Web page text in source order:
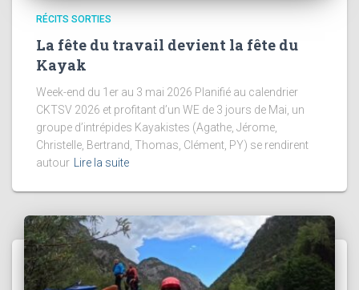
RÉCITS SORTIES
La fête du travail devient la fête du
Kayak
Week-end du 1er au 3 mai 2026 Planifié au calendrier
CKTSV 2026 et profitant d’un WE de 3 jours de Mai, un
groupe d’intrépides Kayakistes (Agathe, Jérome,
Christelle, Bertrand, Thomas, Clément, PY) se rendirent
autour Lire la suite